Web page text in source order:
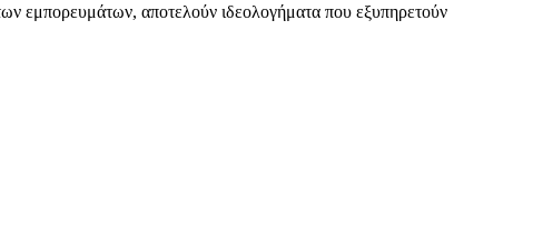
εμπορευμάτων, αποτελούν ιδεολογήματα που εξυπηρετούν